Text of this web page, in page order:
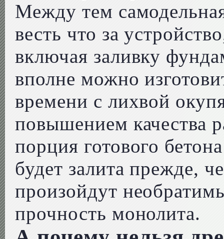
Между тем
весть что за
включая заливку
вполне можно
времени с лихвой
повышением качества
порция готового
будет залита прежде,
произойдут
прочность монолита.